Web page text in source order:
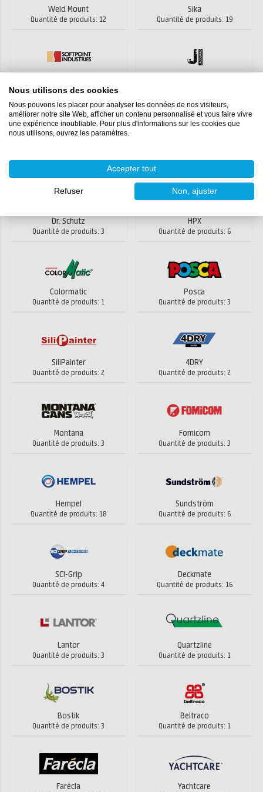
Weld Mount
Quantité de produits: 12
Sika
Quantité de produits: 19
Quantité de produits: 1
Quantité de produits: 1 Quantité de produits: 7
Dr. Schutz
Quantité de produits: 3
HPX
Quantité de produits: 6
Colormatic
Quantité de produits: 1
Posca
Quantité de produits: 3
SiliPainter
Quantité de produits: 2
4DRY
Quantité de produits: 2
Montana
Quantité de produits: 3
Fomicom
Quantité de produits: 3
Hempel
Quantité de produits: 18
Sundström
Quantité de produits: 6
SCI-Grip
Quantité de produits: 4
Deckmate
Quantité de produits: 16
Lantor
Quantité de produits: 3
Quartzline
Quantité de produits: 1
Bostik
Quantité de produits: 3
Beltraco
Quantité de produits: 1
Farécla Yachtcare
Nous utilisons des cookies
Nous pouvons les placer pour analyser les données de nos visiteurs,
améliorer notre site Web, afficher un contenu personnalisé et vous faire vivre
une expérience inoubliable. Pour plus d'informations sur les cookies que
nous utilisons, ouvrez les paramètres.
Accepter tout
Refuser Non, ajuster